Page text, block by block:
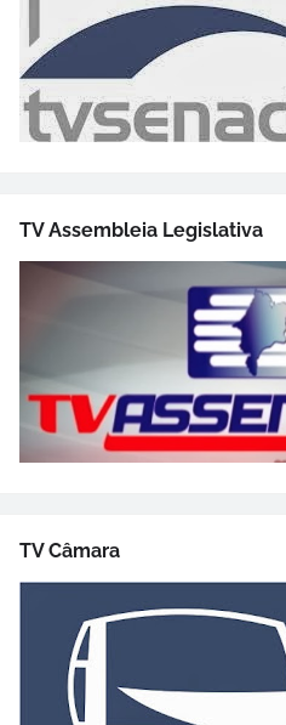
TV Assembleia Legislativa
TV Câmara